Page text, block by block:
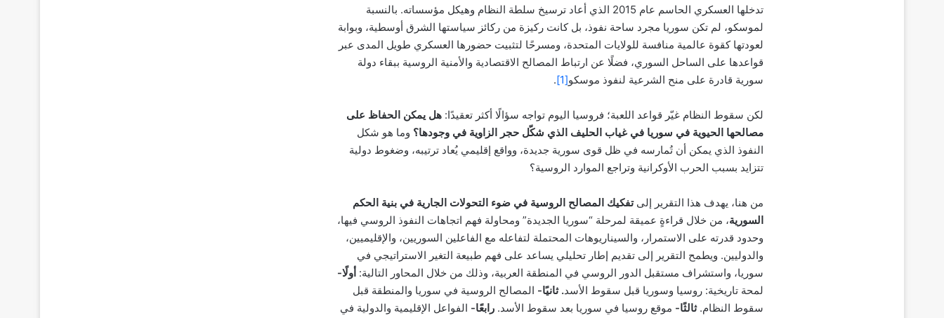
تدخلها العسكري الحاسم عام 2015 الذي أعاد ترسيخ سلطة النظام وهيكل مؤسساته. بالنسبة
لموسكو، لم تكن سوريا مجرد ساحة نفوذ، بل كانت ركيزة من ركائز سياستها الشرق أوسطية، وبوابة
لعودتها كقوة عالمية منافسة للولايات المتحدة، ومسرحًا لتثبيت حضورها العسكري طويل المدى عبر
قواعدها على الساحل السوري، فضلًا عن ارتباط المصالح الاقتصادية والأمنية الروسية ببقاء دولة
سورية قادرة على منح الشرعية لنفوذ موسكو[1]
.
لكن سقوط النظام غيّر قواعد اللعبة؛ فروسيا اليوم تواجه سؤالًا أكثر تعقيدًا: هل يمكن الحفاظ على
مصالحها الحيوية في سوريا في غياب الحليف الذي شكّل حجر الزاوية في وجودها؟ وما هو شكل
النفوذ الذي يمكن أن تُمارسه في ظل قوى سورية جديدة، وواقع إقليمي يُعاد ترتيبه، وضغوط دولية
تتزايد بسبب الحرب الأوكرانية وتراجع الموارد الروسية؟
من هنا، يهدف هذا التقرير إلىتفكيك المصالح الروسية في ضوء التحولات الجارية في بنية الحكم
السورية، من خلال قراءةٍ عميقة لمرحلة “سوريا الجديدة” ومحاولة فهم اتجاهات النفوذ الروسي فيها،
وحدود قدرته على الاستمرار، والسيناريوهات المحتملة لتفاعله مع الفاعلين السوريين، والإقليميين،
والدوليين. ويطمح التقرير إلى تقديم إطار تحليلي يساعد على فهم طبيعة التغير الاستراتيجي في
سوريا، واستشراف مستقبل الدور الروسي في المنطقة العربية، وذلك من خلال المحاور التالية: أولًا-
لمحة تاريخية: روسيا وسوريا قبل سقوط الأسد. ثانيًا- المصالح الروسية في سوريا والمنطقة قبل
سقوط النظام.ثالثًا- موقع روسيا في سوريا بعد سقوط الأسد. رابعًا- الفواعل الإقليمية والدولية في